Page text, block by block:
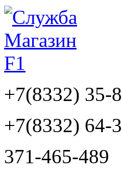
+7(8332) 35-
+7(8332) 64-
371-465-489